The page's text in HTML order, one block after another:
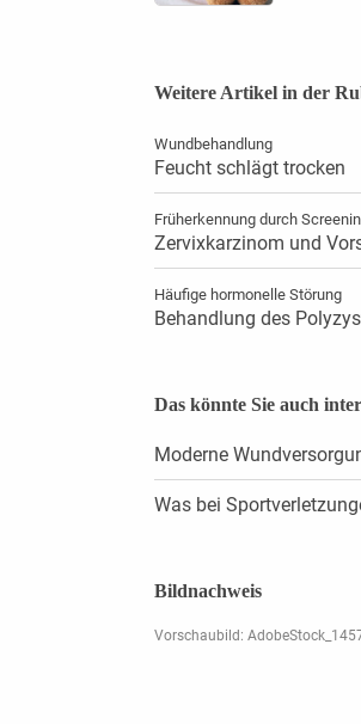
Weitere Artikel in der
Wundbehandlung
Feucht schlägt trocken
Früherkennung durch
Zervixkarzinom und
Häufige hormonelle Störung
Behandlung des
Das könnte Sie auch
Moderne
Was bei
Bildnachweis
Vorschaubild: